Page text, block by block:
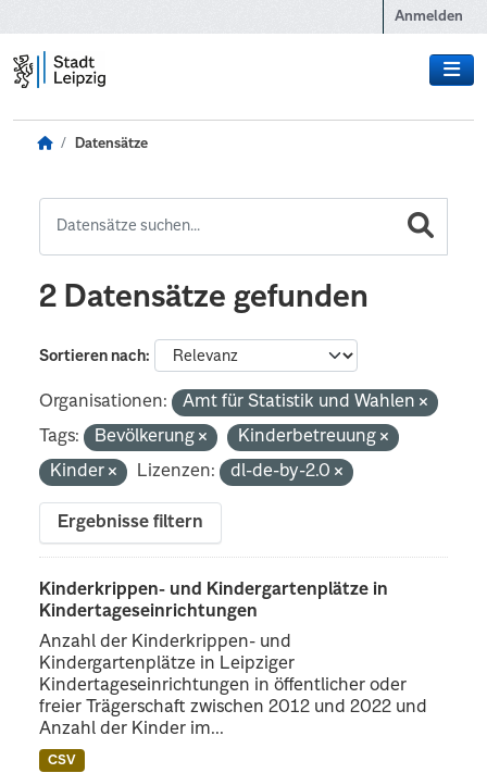
Anmelden
Datensätze
2 Datensätze gefunden
Sortieren nach
Organisationen:
Amt für Statistik und Wahlen
Tags:
Bevölkerung
Kinderbetreuung
Kinder
Lizenzen: dl-de-by-2.0
Ergebnisse filtern
Kinderkrippen- und Kindergartenplätze in
Kindertageseinrichtungen
Anzahl der Kinderkrippen- und
Kindergartenplätze in Leipziger
Kindertageseinrichtungen in öffentlicher oder
freier Trägerschaft zwischen 2012 und 2022 und
Anzahl der Kinder im...
CSV